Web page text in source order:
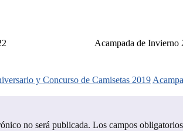
Acampada de Invierno
y Concurso de Camisetas 2019
no será publicada. Los campos